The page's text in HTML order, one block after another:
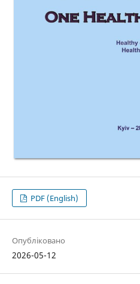
PDF (English)
Опубліковано
2026-05-12